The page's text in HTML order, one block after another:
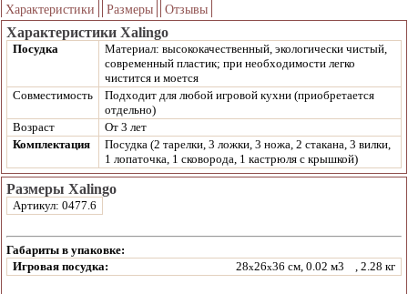
Характеристики Размеры Отзывы
Характеристики Xalingo
Посудка
Материал: высококачественный, экологически чистый,
современный пластик; при необходимости легко
чистится и моется
Совместимость
Подходит для любой игровой кухни (приобретается
отдельно)
Возраст
От 3 лет
Комплектация
Посудка (2 тарелки, 3 ложки, 3 ножа, 2 стакана, 3 вилки,
1 лопаточка, 1 сковорода, 1 кастрюля с крышкой)
Размеры Xalingo
Артикул: 0477.6
Габариты в упаковке:
Игровая посудка:
28x26x36 см, 0.02 м3 , 2.28 кг